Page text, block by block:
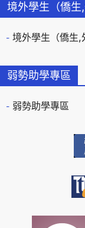
境外學生（僑生
境外學生（僑生,
弱勢助學專區
弱勢助學專區